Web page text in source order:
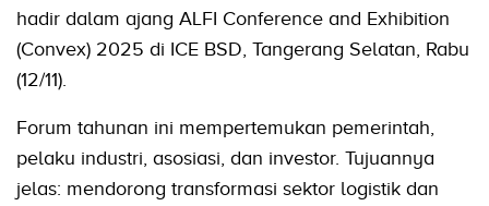
hadir dalam ajang ALFI Conference and Exhibition
(Convex) 2025 di ICE BSD, Tangerang Selatan, Rabu
(12/11).
Forum tahunan ini mempertemukan pemerintah,
pelaku industri, asosiasi, dan investor. Tujuannya
jelas: mendorong transformasi sektor logistik dan